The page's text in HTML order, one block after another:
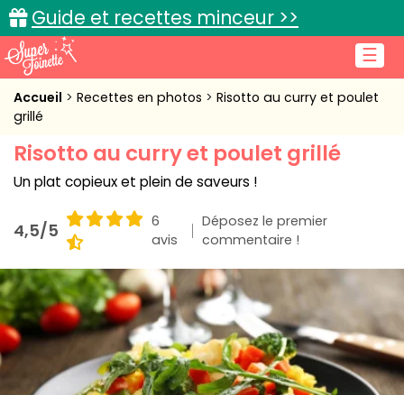
☰
Guide et recettes minceur >>
Accueil
Cuisine pratique
L'actu cuisine
Connexion
Accueil Recettes en photos
Risotto au curry et poulet
grillé
Risotto au curry et poulet grillé
Un plat copieux et plein de saveurs !
4,5/5
6
avis
Déposez le premier
commentaire !